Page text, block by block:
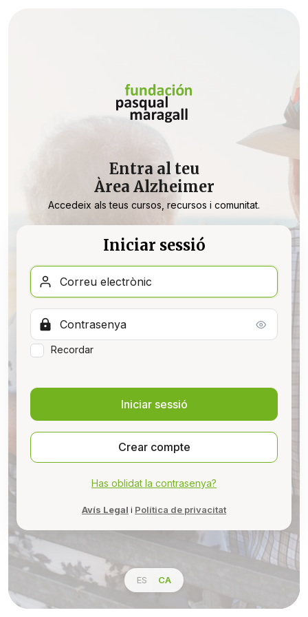
Entra al teu
Àrea Alzheimer
Accedeix als teus cursos, recursos i comunitat.
Iniciar sessió
Recordar
Crear compte
Has oblidat la contrasenya?
Avís Legal i Política de privacitat
ES CA